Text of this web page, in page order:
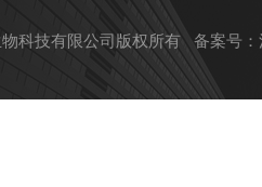
科技有限公司版权所有 备案号：